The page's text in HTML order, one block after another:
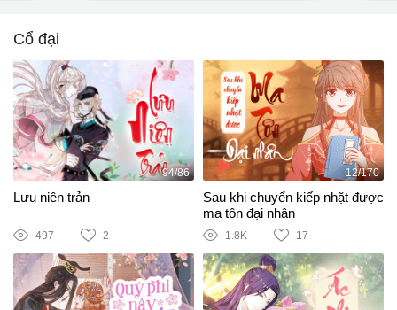
Cổ đại
94/86
Lưu niên trản
497 2
12/170
Sau khi chuyển kiếp nhặt được
ma tôn đại nhân
1.8K 17